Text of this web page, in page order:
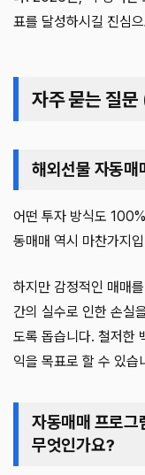
표를 달성하시길 진심
자주 묻는 질
해외선물 자동매
어떤 투자 방식도
동매매 역시 마찬가지
하지만 감정적인 매매
간의 실수로 인한 손실
도록 돕습니다. 철저한
익을 목표로 할 수 있습
자동매매 프로그
무엇인가요?